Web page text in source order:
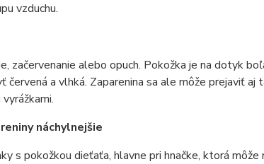
vzduchu.
začervenanie alebo opuch. Pokožka je na dotyk
a vlhká. Zaparenina sa ale môže prejaviť aj
náchylnejšie
s pokožkou dieťaťa, hlavne pri hnačke, ktorá